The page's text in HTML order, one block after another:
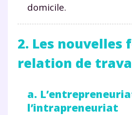
domicile.
2. Les nouvelles
relation de
a.
l’intrapreneuriat